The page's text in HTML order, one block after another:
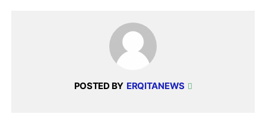
POSTED BY ERQITANEWS